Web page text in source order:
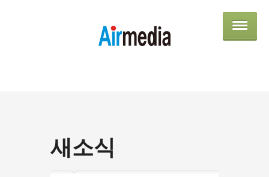
새소식